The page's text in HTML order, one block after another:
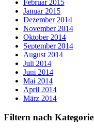
Februar 2015
Januar 2015
Dezember 2014
November 2014
Oktober 2014
September 2014
August 2014
Juli 2014
Juni 2014
Mai 2014
April 2014
März 2014
Filtern nach Kategorie